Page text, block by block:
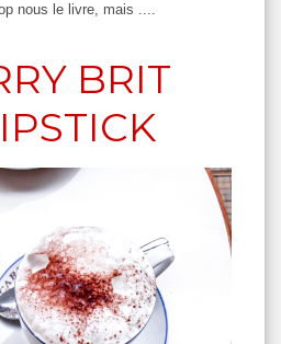
nous le livre, mais ....
BRIT